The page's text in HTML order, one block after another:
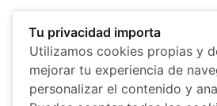
Tu privacidad importa
Utilizamos cookies propias y
mejorar tu experiencia de
personalizar el contenido y